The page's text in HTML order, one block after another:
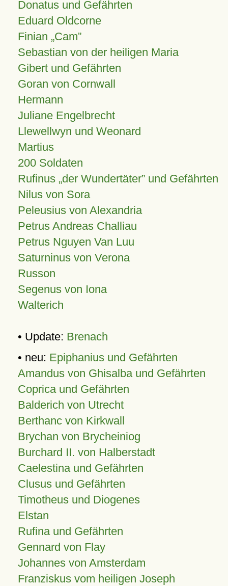
Donatus und Gefährten
Eduard Oldcorne
Finian Cam
Sebastian von der heiligen Maria
Gibert und Gefährten
Goran von Cornwall
Hermann
Juliane Engelbrecht
Llewellwyn und Weonard
Martius
200 Soldaten
Rufinus „der Wundertäter” und Gefährten
Nilus von Sora
Peleusius von Alexandria
Petrus Andreas Challiau
Petrus Nguyen Van Luu
Saturninus von Verona
Russon
Segenus von Iona
Walterich
• Update: Brenach
• neu: Epiphanius und Gefährten
Amandus von Ghisalba und Gefährten
Coprica und Gefährten
Balderich von Utrecht
Berthanc von Kirkwall
Brychan von Brycheiniog
Burchard II. von Halberstadt
Caelestina und Gefährten
Clusus und Gefährten
Timotheus und Diogenes
Elstan
Rufina und Gefährten
Gennard von Flay
Johannes von Amsterdam
Franziskus vom heiligen Joseph